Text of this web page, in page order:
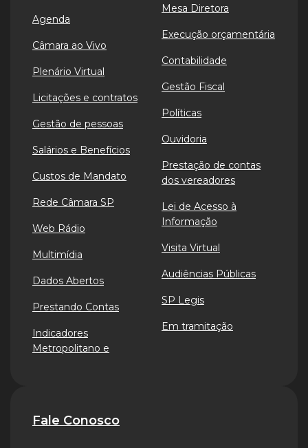
Agenda
Câmara ao Vivo
Plenário Virtual
Licitações e contratos
Gestão de pessoas
Salários e Benefícios
Custos de Mandato
Rede Câmara SP
Web Rádio
Multimídia
Dados Abertos
Prestando Contas
Indicadores
Metropolitano e
Mesa Diretora
Execução orçamentária
Contabilidade
Gestão Fiscal
Políticas
Ouvidoria
Prestação de contas
dos vereadores
Lei de Acesso à
Informação
Visita Virtual
Audiências Públicas
SP Legis
Em tramitação
Fale Conosco